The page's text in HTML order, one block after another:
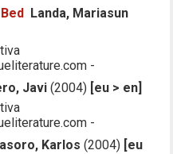
Landa, Mariasun
-
Javi (2004) [eu > en]
-
Karlos (2004) [eu